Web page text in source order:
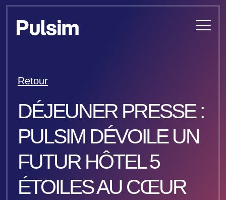
Retour
DÉJEUNER PRESSE :
PULSIM DÉVOILE UN
FUTUR HÔTEL 5
ÉTOILES AU CŒUR